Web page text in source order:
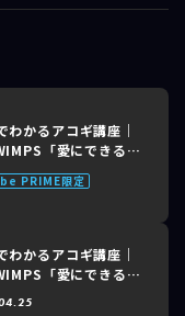
緒に通して演奏しまし
アトキンスの記念年次
ス「ザ・ビター・エ
メーカーMaton Guitars
のアレンジやレコーデ
わかるアコギ講座｜
「愛にできるこ
だあるかい」feat. 西
#1 of 3
PRIME限定
わかるアコギ講座｜
「愛にできるこ